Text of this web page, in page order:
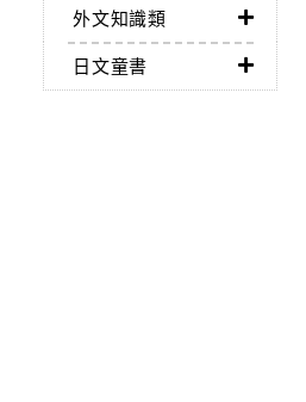
外文知識類
日文童書